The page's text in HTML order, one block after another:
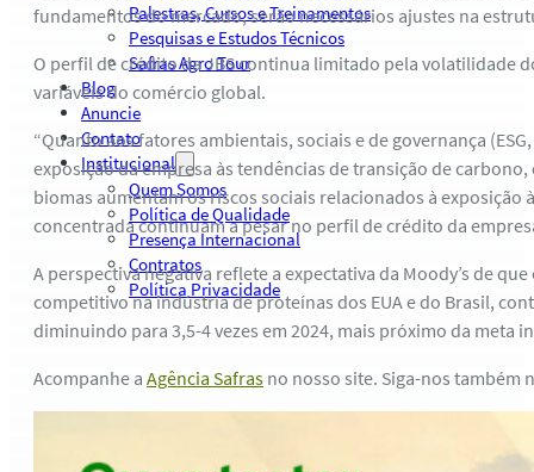
Palestras, Cursos e Treinamentos
Pesquisas e Estudos Técnicos
Safras Agro Tour
Blog
Anuncie
Contato
Institucional
Quem Somos
Política de Qualidade
Presença Internacional
Contratos
Política Privacidade
fundamentos do mercado, serão necessários ajustes na
O perfil de crédito da JBS continua limitado pela volatilidade
variáveis do comércio global.
“Quanto aos fatores ambientais, sociais e de governança
exposição da empresa às tendências de transição de
biomas aumentam os riscos sociais relacionados à
concentrada continuam a pesar no perfil de crédito da
A perspectiva negativa reflete a expectativa da Moody’s de
competitivo na indústria de proteínas dos EUA e do Brasil,
diminuindo para 3,5-4 vezes em 2024, mais próximo da meta
Acompanhe a Agência Safras no nosso site. Siga-nos também